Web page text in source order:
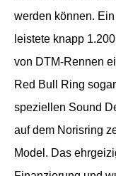
werden können.
leistete knapp
von DTM-Rennen
Red Bull Ring
speziellen Sound
auf dem Norisring
Model. Das